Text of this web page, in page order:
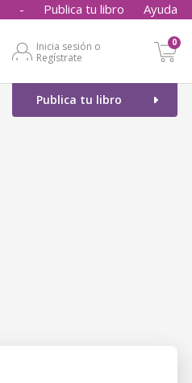
- Publica tu libro Ayuda
Inicia sesión o
Regístrate
0
Publica tu libro